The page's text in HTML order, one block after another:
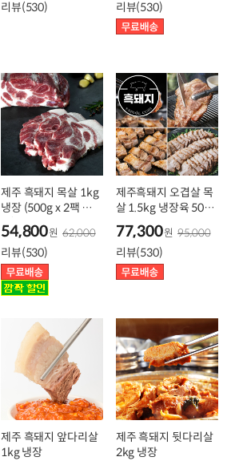
리뷰(530) 리뷰(530)
제주 흑돼지 목살 1kg
냉장 (500g x 2팩 구
성)
54,800원 62,000
리뷰(530)
제주흑돼지 오겹살 목
살 1.5kg 냉장육 500g
3팩
77,300원 95,000
리뷰(530)
제주 흑돼지 앞다리살
1kg 냉장
제주 흑돼지 뒷다리살
2kg 냉장